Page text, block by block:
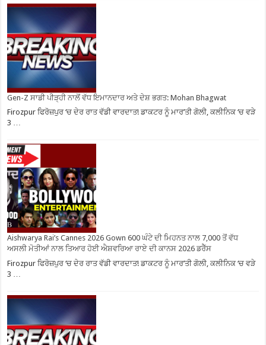
Gen-Z ਸਾਡੀ ਪੀੜ੍ਹੀ ਨਾਲੋਂ ਵੱਧ ਇਮਾਨਦਾਰ ਅਤੇ ਦੇਸ਼ ਭਗਤ: Mohan Bhagwat
Firozpur ਫਿਰੋਜ਼ਪੁਰ ‘ਚ ਦੇਰ ਰਾਤ ਵੱਡੀ ਵਾਰਦਾਤ! ਡਾਕਟਰ ਨੂੰ ਮਾਰ’ਤੀ ਗੋਲੀ, ਕਲੀਨਿਕ ‘ਚ ਵੜੇ
3 …
Aishwarya Rai’s Cannes 2026 Gown 600 ਘੰਟੇ ਦੀ ਮਿਹਨਤ ਨਾਲ 7,000 ਤੋਂ ਵੱਧ
ਅਸਲੀ ਮੋਤੀਆਂ ਨਾਲ ਤਿਆਰ ਹੋਈ ਐਸ਼ਵਰਿਆ ਰਾਏ ਦੀ ਕਾਨਸ 2026 ਡਰੈੱਸ
Firozpur ਫਿਰੋਜ਼ਪੁਰ ‘ਚ ਦੇਰ ਰਾਤ ਵੱਡੀ ਵਾਰਦਾਤ! ਡਾਕਟਰ ਨੂੰ ਮਾਰ’ਤੀ ਗੋਲੀ, ਕਲੀਨਿਕ ‘ਚ ਵੜੇ
3 …